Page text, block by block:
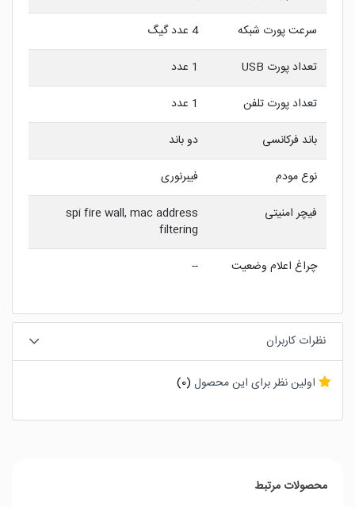
سرعت پورت شبکه
4 عدد گیگ
تعداد پورت USB
1 عدد
تعداد پورت تلفن
1 عدد
باند فرکانسی
دو باند
نوع مودم
فیبرنوری
فیچر امنیتی
spi fire wall, mac address
filtering
چراغ اعلام وضعیت
--
نظرات کاربران
اولین نظر برای این محصول (0)
محصولات مرتبط